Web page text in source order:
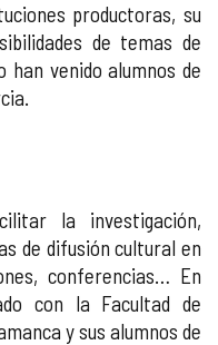
productoras, su
de temas de
venido alumnos de
la investigación,
de difusión cultural en
conferencias… En
con la Facultad de
y sus alumnos de